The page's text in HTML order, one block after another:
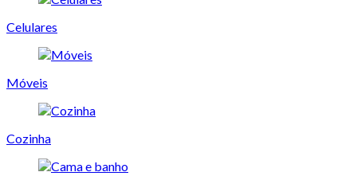
Celulares
Móveis
Cozinha